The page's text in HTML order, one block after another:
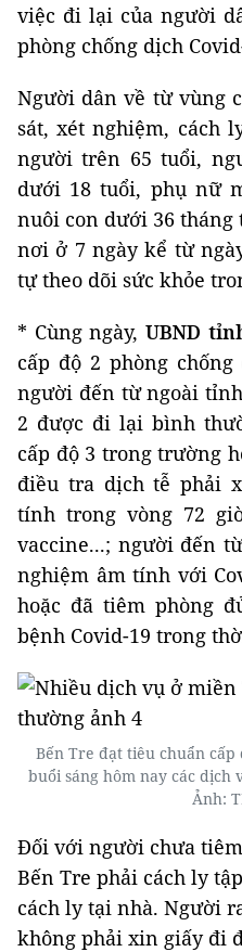
việc đi lại của người
phòng chống dịch
Người dân về từ vùng
sát, xét nghiệm, cách
người trên 65 tuổi,
dưới 18 tuổi, phụ nữ
nuôi con dưới 36
nơi ở 7 ngày kể từ
tự theo dõi sức khỏe
* Cùng ngày, UBND
cấp độ 2 phòng chống
người đến từ ngoài
2 được đi lại bình
cấp độ 3 trong trường
điều tra dịch tễ phải
tính trong vòng 72
vaccine...; người đến
nghiệm âm tính với
hoặc đã tiêm phòng
bệnh Covid-19 trong
Bến Tre đạt tiêu chuẩn
buổi sáng hôm nay các dịch
Ảnh:
Đối với người chưa
Bến Tre phải cách ly
cách ly tại nhà. Người
không phải xin giấy đi